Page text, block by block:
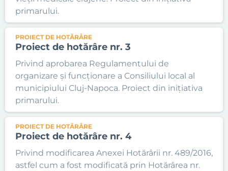
primarului.
PROIECT DE HOTĂRÂRE
Proiect de hotărâre nr. 3
Privind aprobarea Regulamentului de
organizare și funcționare a Consiliului local al
municipiului Cluj-Napoca. Proiect din inițiativa
primarului.
PROIECT DE HOTĂRÂRE
Proiect de hotărâre nr. 4
Privind modificarea Anexei Hotărârii nr. 489/2016,
astfel cum a fost modificată prin Hotărârea nr.